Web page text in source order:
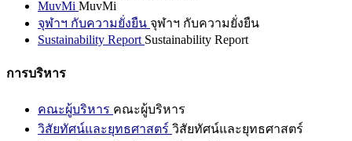
MuvMi MuvMi
จุฬาฯ กับความยั่งยืน จุฬาฯ กับความยั่งยืน
Sustainability Report Sustainability Report
การบริหาร
คณะผู้บริหาร คณะผู้บริหาร
วิสัยทัศน์และยุทธศาสตร์ วิสัยทัศน์และยุทธศาสตร์